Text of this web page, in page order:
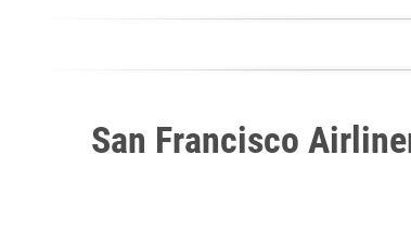
San Francisco